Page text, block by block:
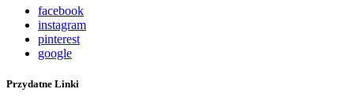
facebook
instagram
pinterest
google
Przydatne Linki